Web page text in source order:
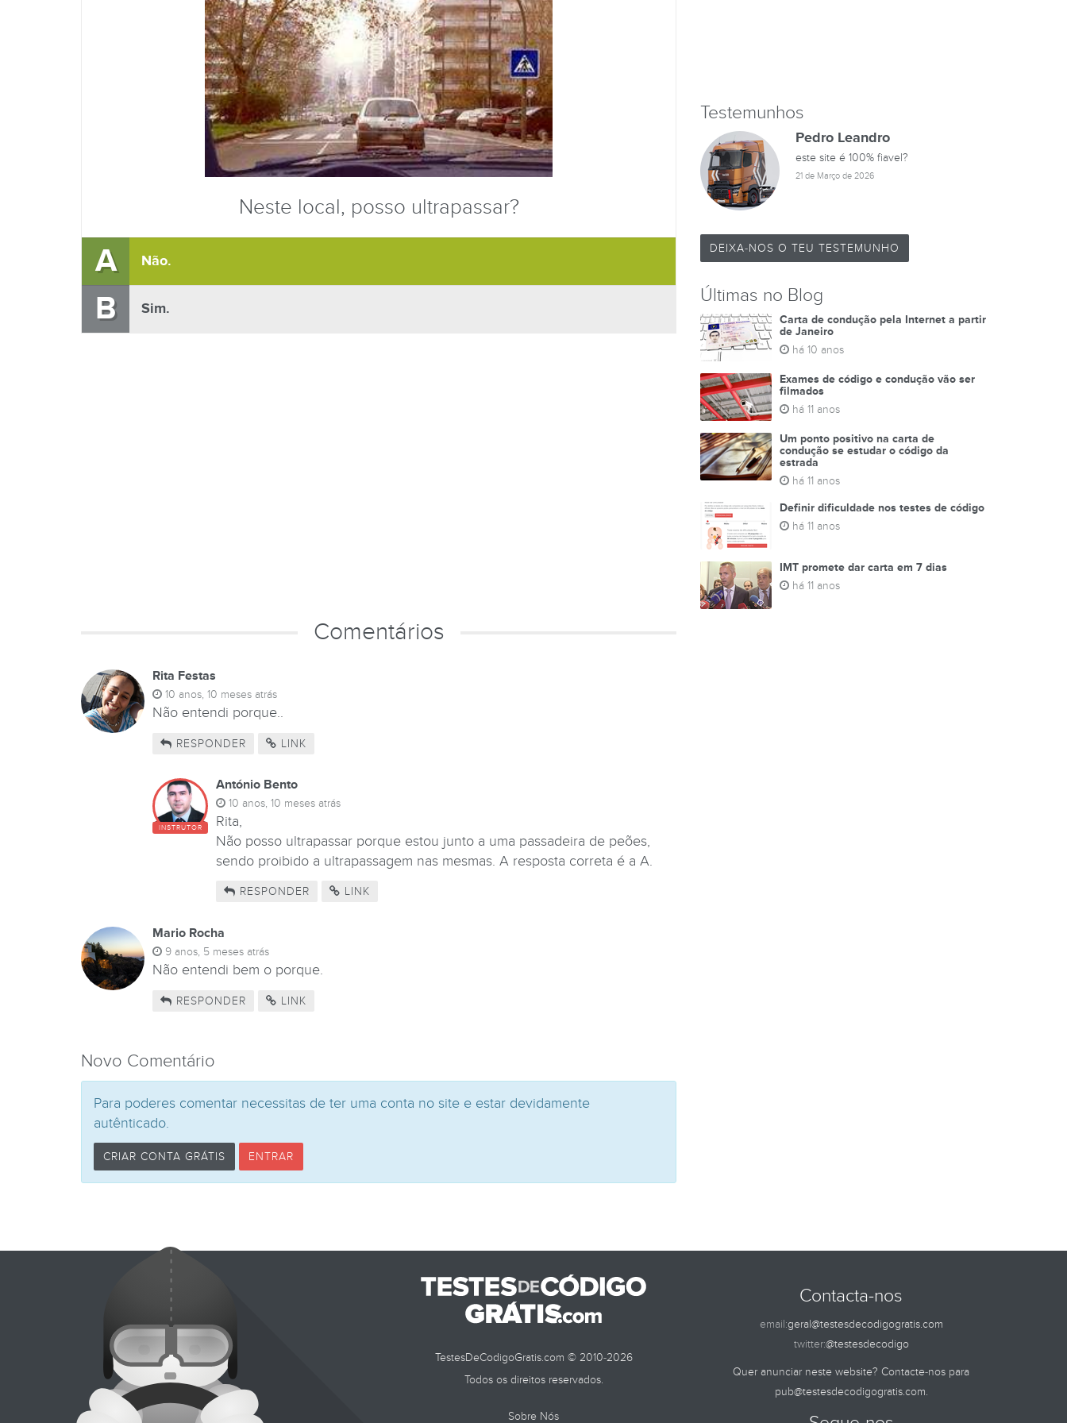
Neste local, posso ultrapassar?
A Não.
B Sim.
Comentários
Rita Festas
10 anos, 10 meses atrás
Não entendi porque..
RESPONDER LINK
INSTRUTOR
António Bento
10 anos, 10 meses atrás
Rita,
Não posso ultrapassar porque estou junto a uma passadeira de peões,
sendo proibido a ultrapassagem nas mesmas. A resposta correta é a A.
RESPONDER LINK
Mario Rocha
9 anos, 5 meses atrás
Não entendi bem o porque.
RESPONDER LINK
Novo Comentário
Para poderes comentar necessitas de ter uma conta no site e estar devidamente
autênticado.
CRIAR CONTA GRÁTIS ENTRAR
Testemunhos
Pedro Leandro
este site é 100% fiavel?
21 de Março de 2026
DEIXA-NOS O TEU TESTEMUNHO
Últimas no Blog
Carta de condução pela Internet a partir
de Janeiro
há 10 anos
Exames de código e condução vão ser
filmados
há 11 anos
Um ponto positivo na carta de
condução se estudar o código da
estrada
há 11 anos
Definir dificuldade nos testes de código
há 11 anos
IMT promete dar carta em 7 dias
há 11 anos
TestesDeCodigoGratis.com © 2010-2026
Todos os direitos reservados.
Sobre Nós
Contacta-nos
email:geral@testesdecodigogratis.com
twitter:@testesdecodigo
Quer anunciar neste website? Contacte-nos para
pub@testesdecodigogratis.com.